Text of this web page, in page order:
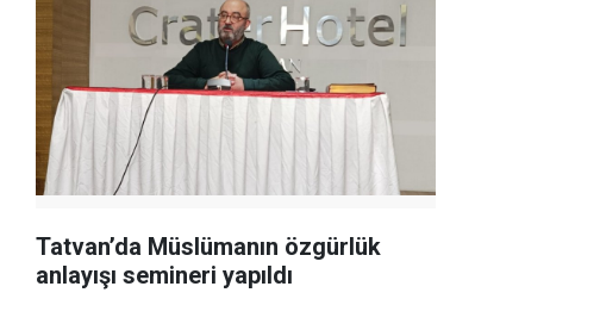
Tatvan’da Müslümanın özgürlük
anlayışı semineri yapıldı